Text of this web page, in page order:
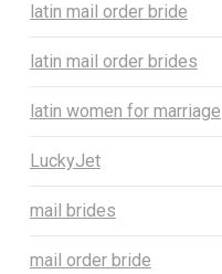
latin mail order bride
latin mail order brides
latin women for marriage
LuckyJet
mail brides
mail order bride